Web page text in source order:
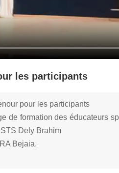
les participants
pour les participants
de formation des éducateurs
Dely Brahim
Bejaia.